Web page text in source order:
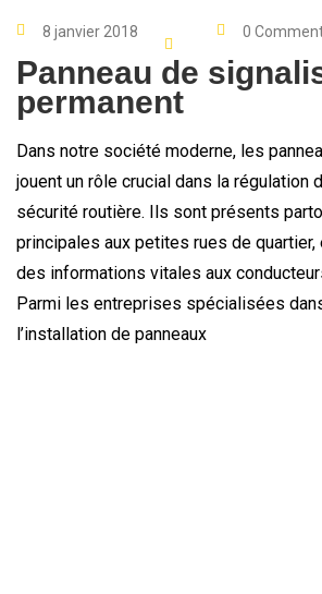
8 janvier 2018 0
Panneau de
permanent
Dans notre société moderne, les
jouent un rôle crucial dans la régulation
sécurité routière. Ils sont présents
principales aux petites rues de
des informations vitales aux
Parmi les entreprises spécialisées
l’installation de panneaux